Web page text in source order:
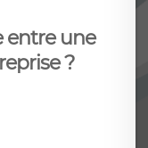
entre une
?